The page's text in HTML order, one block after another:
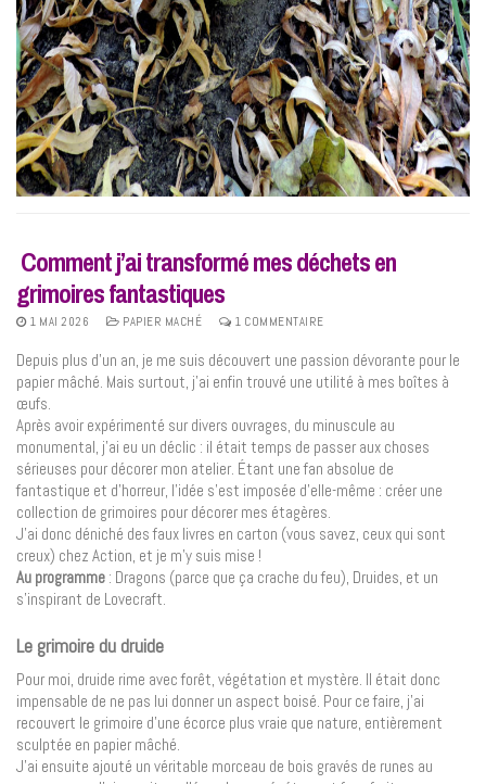
Comment j’ai transformé mes déchets en
grimoires fantastiques
1 MAI 2026 PAPIER MACHÉ 1 COMMENTAIRE
Depuis plus d’un an, je me suis découvert une passion dévorante pour le
papier mâché. Mais surtout, j’ai enfin trouvé une utilité à mes boîtes à
œufs.
Après avoir expérimenté sur divers ouvrages, du minuscule au
monumental, j’ai eu un déclic : il était temps de passer aux choses
sérieuses pour décorer mon atelier. Étant une fan absolue de
fantastique et d’horreur, l’idée s’est imposée d’elle-même : créer une
collection de grimoires pour décorer mes étagères.
J’ai donc déniché des faux livres en carton (vous savez, ceux qui sont
creux) chez Action, et je m’y suis mise !
Au programme : Dragons (parce que ça crache du feu), Druides, et un
s’inspirant de Lovecraft.
Le grimoire du druide
Pour moi, druide rime avec forêt, végétation et mystère. Il était donc
impensable de ne pas lui donner un aspect boisé. Pour ce faire, j’ai
recouvert le grimoire d’une écorce plus vraie que nature, entièrement
sculptée en papier mâché.
J’ai ensuite ajouté un véritable morceau de bois gravés de runes au